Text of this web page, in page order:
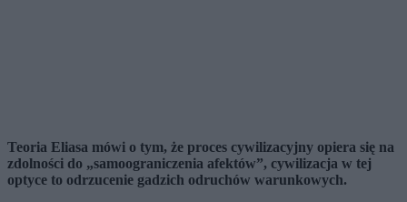
Teoria Eliasa mówi o tym, że proces cywilizacyjny opiera się na
zdolności do „samoograniczenia afektów”, cywilizacja w tej
optyce to odrzucenie gadzich odruchów warunkowych.